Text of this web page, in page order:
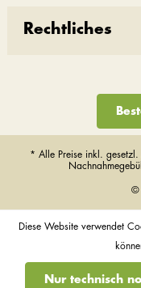
Rechtliches
* Alle Preise inkl. gesetzl.
©
Diese Website verwendet
Nur technisch